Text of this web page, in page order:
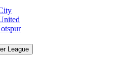
League